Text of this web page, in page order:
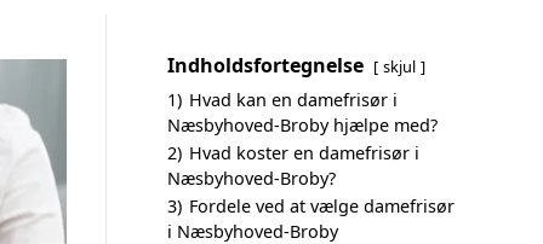
Indholdsfortegnelse skjul
1) Hvad kan en damefrisør i
Næsbyhoved-Broby hjælpe med?
2) Hvad koster en damefrisør i
Næsbyhoved-Broby?
3) Fordele ved at vælge damefrisør
i Næsbyhoved-Broby